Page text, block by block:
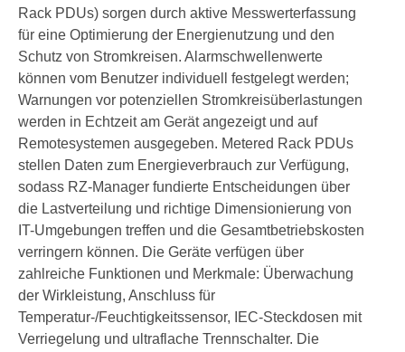
Rack PDUs) sorgen durch aktive Messwerterfassung
für eine Optimierung der Energienutzung und den
Schutz von Stromkreisen. Alarmschwellenwerte
können vom Benutzer individuell festgelegt werden;
Warnungen vor potenziellen Stromkreisüberlastungen
werden in Echtzeit am Gerät angezeigt und auf
Remotesystemen ausgegeben. Metered Rack PDUs
stellen Daten zum Energieverbrauch zur Verfügung,
sodass RZ-Manager fundierte Entscheidungen über
die Lastverteilung und richtige Dimensionierung von
IT-Umgebungen treffen und die Gesamtbetriebskosten
verringern können. Die Geräte verfügen über
zahlreiche Funktionen und Merkmale: Überwachung
der Wirkleistung, Anschluss für
Temperatur-/Feuchtigkeitssensor, IEC-Steckdosen mit
Verriegelung und ultraflache Trennschalter. Die